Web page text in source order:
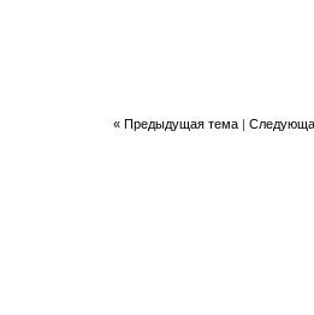
« Предыдущая тема|